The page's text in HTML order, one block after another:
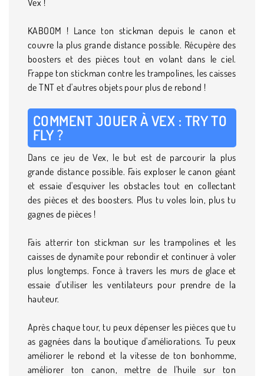
KABOOM ! Lance ton stickman depuis le canon et
couvre la plus grande distance possible. Récupère des
boosters et des pièces tout en volant dans le ciel.
Frappe ton stickman contre les trampolines, les caisses
de TNT et d'autres objets pour plus de rebond !
COMMENT JOUER À VEX : TRY TO
FLY ?
Dans ce jeu de Vex, le but est de parcourir la plus
grande distance possible. Fais exploser le canon géant
et essaie d'esquiver les obstacles tout en collectant
des pièces et des boosters. Plus tu voles loin, plus tu
gagnes de pièces !
Fais atterrir ton stickman sur les trampolines et les
caisses de dynamite pour rebondir et continuer à voler
plus longtemps. Fonce à travers les murs de glace et
essaie d'utiliser les ventilateurs pour prendre de la
hauteur.
Après chaque tour, tu peux dépenser les pièces que tu
as gagnées dans la boutique d'améliorations. Tu peux
améliorer le rebond et la vitesse de ton bonhomme,
améliorer ton canon, mettre de l'huile sur ton